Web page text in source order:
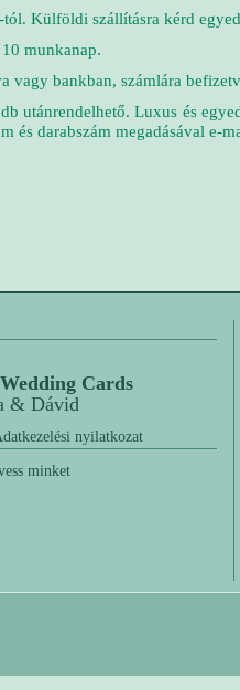
Külföldi szállításra kérd
munkanap.
vagy bankban, számlára
utánrendelhető. Luxus és
darabszám megadásával e-
Cards
& Dávid
nyilatkozat
minket